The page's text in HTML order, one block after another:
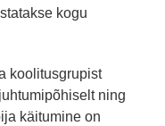
kogu
koolitusgrupist
ning
käitumine on